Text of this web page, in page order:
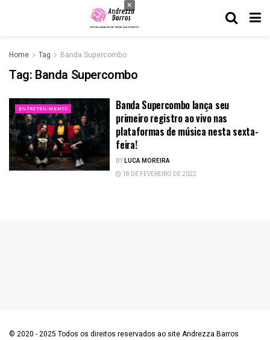
Home Tag Banda Supercombo
Tag: Banda Supercombo
ENTRETENIMENTO
Banda Supercombo lança seu
primeiro registro ao vivo nas
plataformas de música nesta sexta-
feira!
BYLUCA MOREIRA
18 DE FEVEREIRO DE 2022
© 2020 - 2025 Todos os direitos reservados ao site Andrezza Barros
×